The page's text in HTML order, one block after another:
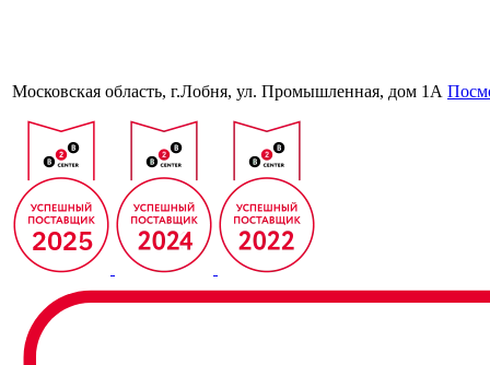
Московская область, г.Лобня, ул. Промышленная, дом 1А